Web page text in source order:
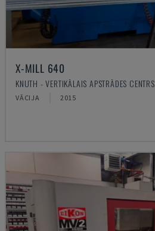
X-MILL 640
KNUTH - VERTIKĀLAIS APSTRĀDES CENTRS
VĀCIJA 2015